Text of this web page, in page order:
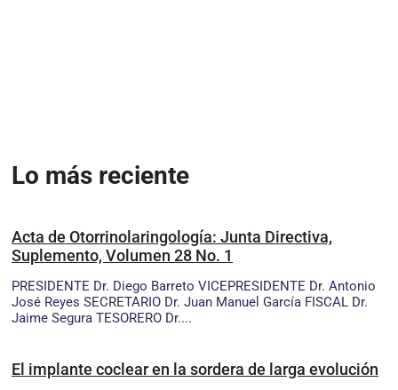
Lo más reciente
Acta de Otorrinolaringología: Junta Directiva,
Suplemento, Volumen 28 No. 1
PRESIDENTE Dr. Diego Barreto VICEPRESIDENTE Dr. Antonio
José Reyes SECRETARIO Dr. Juan Manuel García FISCAL Dr.
Jaime Segura TESORERO Dr....
El implante coclear en la sordera de larga evolución